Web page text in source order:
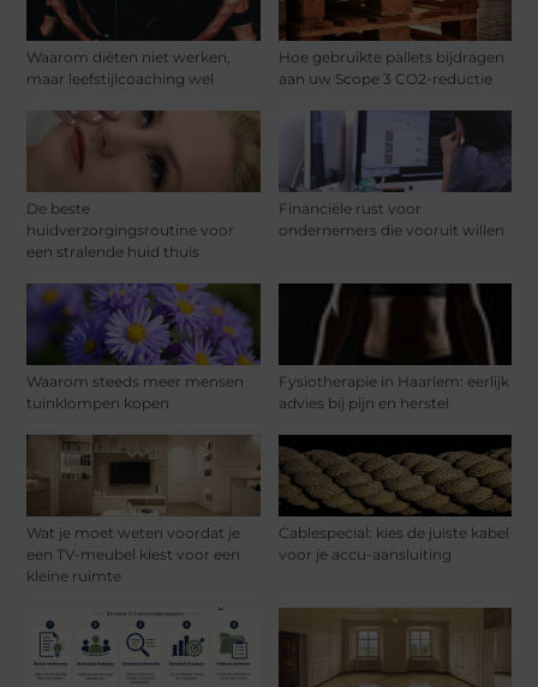
Waarom diëten niet werken,
maar leefstijlcoaching wel
Hoe gebruikte pallets bijdragen
aan uw Scope 3 CO2-reductie
De beste
huidverzorgingsroutine voor
een stralende huid thuis
Financiële rust voor
ondernemers die vooruit willen
Waarom steeds meer mensen
tuinklompen kopen
Fysiotherapie in Haarlem: eerlijk
advies bij pijn en herstel
Wat je moet weten voordat je
een TV-meubel kiest voor een
kleine ruimte
Cablespecial: kies de juiste kabel
voor je accu-aansluiting